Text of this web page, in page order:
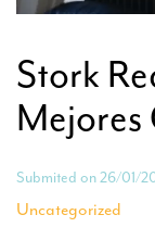
Stork
Mejores
Submited on 26/01/
Uncategorized